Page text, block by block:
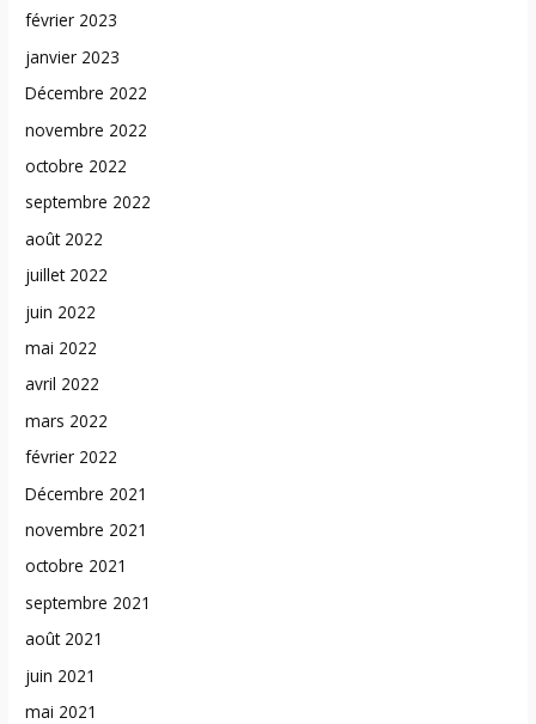
février 2023
janvier 2023
Décembre 2022
novembre 2022
octobre 2022
septembre 2022
août 2022
juillet 2022
juin 2022
mai 2022
avril 2022
mars 2022
février 2022
Décembre 2021
novembre 2021
octobre 2021
septembre 2021
août 2021
juin 2021
mai 2021